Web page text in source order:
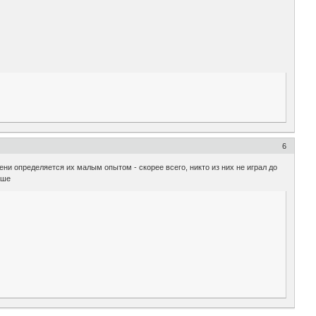
6
определяется их малым опытом - скорее всего, никто из них не играл до